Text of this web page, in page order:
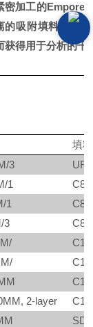
密加工的Empore
的吸附填料 颗粒，
获得用于分析的干
填
3
1
C8-
1
C8-
3
C8-
2-layer